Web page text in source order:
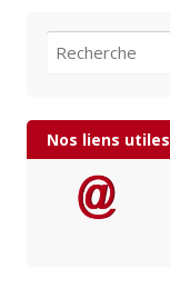
Recherche pour:
Nos liens utiles